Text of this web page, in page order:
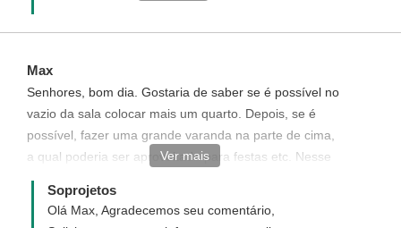
possível incluir a piscina. Agora caso deseje
projeto se ajuste ao seu terreno. Podemos
verificar a possibilidade de um projeto
Personalizado. Caso tenha interesse entre
em contato conosco em
atendimento@soprojetos.com.br
Max
Senhores, bom dia. Gostaria de saber se é possível no
vazio da sala colocar mais um quarto. Depois, se é
possível, fazer uma grande varanda na parte de cima,
a qual poderia ser aproveitada para festas etc. Nesse
caso a escada continuaria dando acesso ao terceiro
piso (varanda). Nessa varanda, gostaria de mais um
banheiro e um escritório. Um abraço.
Ver mais
Soprojetos
Olá Max, Agradecemos seu comentário,